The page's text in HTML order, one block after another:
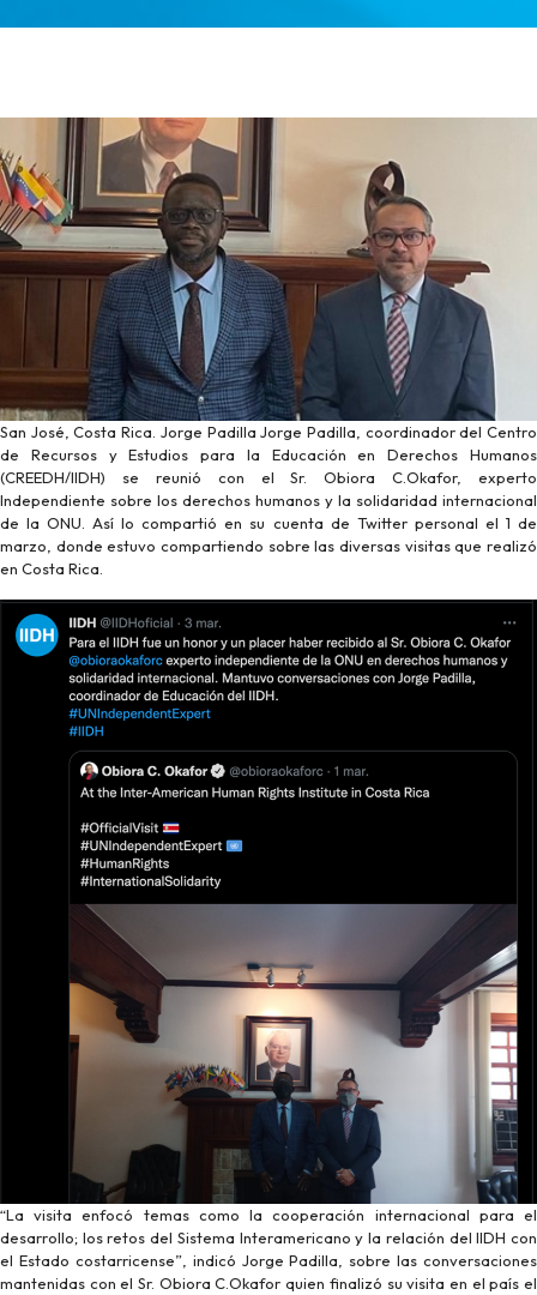
San José, Costa Rica. Jorge Padilla Jorge Padilla, coordinador del Centro
de Recursos y Estudios para la Educación en Derechos Humanos
(CREEDH/IIDH) se reunió con el Sr. Obiora C.Okafor, experto
Independiente sobre los derechos humanos y la solidaridad internacional
de la ONU. Así lo compartió en su cuenta de Twitter personal el 1 de
marzo, donde estuvo compartiendo sobre las diversas visitas que realizó
en Costa Rica.
“La visita enfocó temas como la cooperación internacional para el
desarrollo; los retos del Sistema Interamericano y la relación del IIDH con
el Estado costarricense”, indicó Jorge Padilla, sobre las conversaciones
mantenidas con el Sr. Obiora C.Okafor quien finalizó su visita en el país el